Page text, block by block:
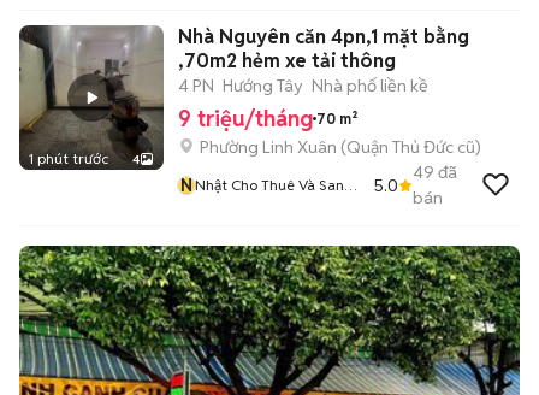
1 phút trước 4
Nhà Nguyên căn 4pn,1 mặt bằng
,70m2 hẻm xe tải thông
4 PN Hướng Tây Nhà phố liền kề
9 triệu/tháng 70 m²
Phường Linh Xuân (Quận Thủ Đức cũ)
NNhật Cho Thuê Và Sang
5.0
49 đã
bán